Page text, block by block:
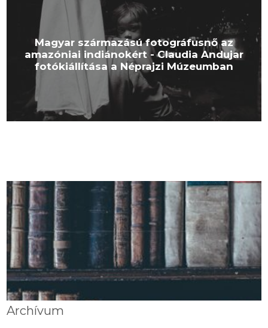
Magyar származású fotográfusnő az
amazóniai indiánokért - Claudia Andujar
fotókiállítása a Néprajzi Múzeumban
Archívum